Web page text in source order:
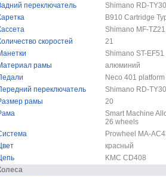
переключатель
Shimano RD-
B910 Cartridge
Shimano MF-
скоростей
21
Shimano ST-EF51
рамы
алюминий
Neco 401 platform
переключатель
Shimano RD-
рамы
20
Smart Machine
26 wheels
Prowheel MA-
красный
KMC CD408